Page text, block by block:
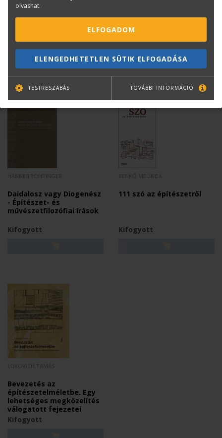
+36 70 670 5194
Mások ezt is megvásárolták...
Daidalosz vagy Diogenész
- Építészet- és
művészetfilozófiai írások
Kifogyott
111 szó az építészetről
Kifogyott
Bevezetés az
építészetelméletbe. Egy
lehetséges megközelítés
válogatott fejezetei
Kifogyott
olvashat.
ELFOGADOM
ELENGEDHETETLEN SÜTIK ELFOGADÁSA
TESTRESZABÁS TOVÁBBI INFORMÁCIÓ